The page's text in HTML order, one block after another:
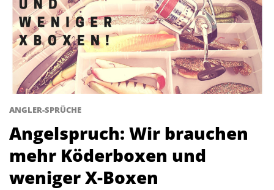
ANGLER-SPRÜCHE
Angelspruch: Wir brauchen
mehr Köderboxen und
weniger X-Boxen